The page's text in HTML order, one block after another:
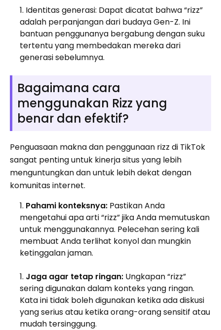
Identitas generasi: Dapat dicatat bahwa “rizz”
adalah perpanjangan dari budaya Gen-Z. Ini
bantuan penggunanya bergabung dengan suku
tertentu yang membedakan mereka dari
generasi sebelumnya.
Bagaimana cara
menggunakan Rizz yang
benar dan efektif?
Penguasaan makna dan penggunaan rizz di TikTok
sangat penting untuk kinerja situs yang lebih
menguntungkan dan untuk lebih dekat dengan
komunitas internet.
Pahami konteksnya: Pastikan Anda
mengetahui apa arti “rizz” jika Anda memutuskan
untuk menggunakannya. Pelecehan sering kali
membuat Anda terlihat konyol dan mungkin
ketinggalan jaman.
Jaga agar tetap ringan: Ungkapan “rizz”
sering digunakan dalam konteks yang ringan.
Kata ini tidak boleh digunakan ketika ada diskusi
yang serius atau ketika orang-orang sensitif atau
mudah tersinggung.